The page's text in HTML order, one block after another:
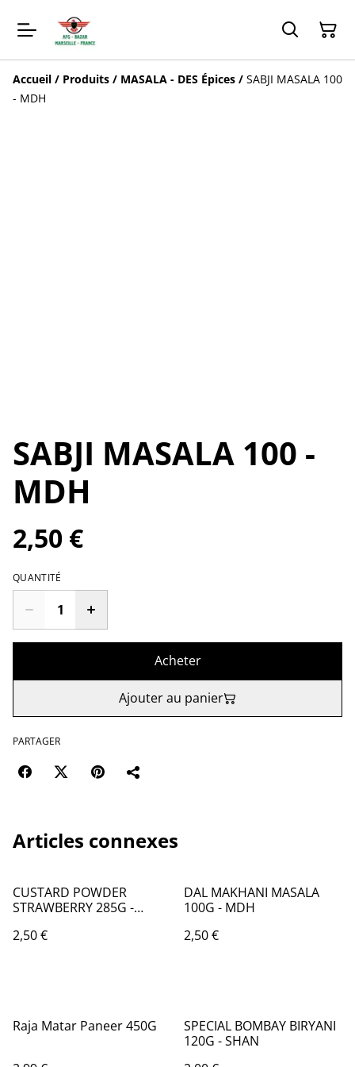
Accueil / Produits / MASALA - DES Épices / SABJI MASALA 100
- MDH
SABJI MASALA 100 -
MDH
2,50 €
QUANTITÉ
Acheter
Ajouter au panier
PARTAGER
Articles connexes
CUSTARD POWDER
STRAWBERRY 285G -
2,50 €
DAL MAKHANI MASALA
100G - MDH
2,50 €
Raja Matar Paneer 450G
SPECIAL BOMBAY BIRYANI
120G - SHAN